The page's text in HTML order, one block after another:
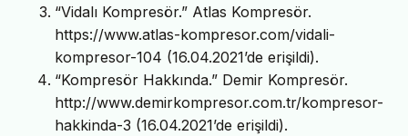
“Vidalı Kompresör.” Atlas Kompresör.
https://www.atlas-kompresor.com/vidali-
kompresor-104 (16.04.2021’de erişildi).
“Kompresör Hakkında.” Demir Kompresör.
http://www.demirkompresor.com.tr/kompresor-
hakkinda-3 (16.04.2021’de erişildi).